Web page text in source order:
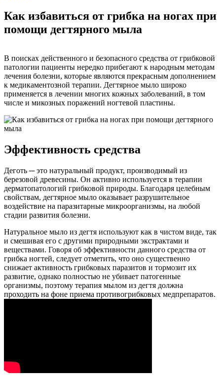
Как избавиться от грибка на ногах при
помощи дегтярного мыла
В поисках действенного и безопасного средства от грибковой
патологии пациенты нередко прибегают к народным методам
лечения болезни, которые являются прекрасным дополнением
к медикаментозной терапии. Дегтярное мыло широко
применяется в лечении многих кожных заболеваний, в том
числе и микозных поражений ногтевой пластины.
Эффективность средства
Деготь ─ это натуральный продукт, производимый из
березовой древесины. Он активно используется в терапии
дерматопатологий грибковой природы. Благодаря целебным
свойствам, дегтярное мыло оказывает разрушительное
воздействие на паразитарные микроорганизмы, на любой
стадии развития болезни.
Натуральное мыло из дегтя используют как в чистом виде, так
и смешивая его с другими природными экстрактами и
веществами. Говоря об эффективности данного средства от
грибка ногтей, следует отметить, что оно существенно
снижает активность грибковых паразитов и тормозит их
развитие, однако полностью не убивает патогенные
организмы, поэтому терапия мылом из дегтя должна
проходить на фоне приема противогрибковых медпрепаратов.